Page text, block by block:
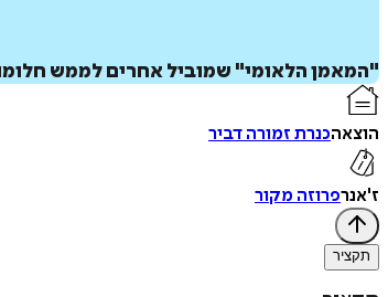
"המאמן הלאומי" שמוביל אחרים לממש
הוצאהכנרת זמורה דביר
ז'אנרפרוזה מקור
תקציר